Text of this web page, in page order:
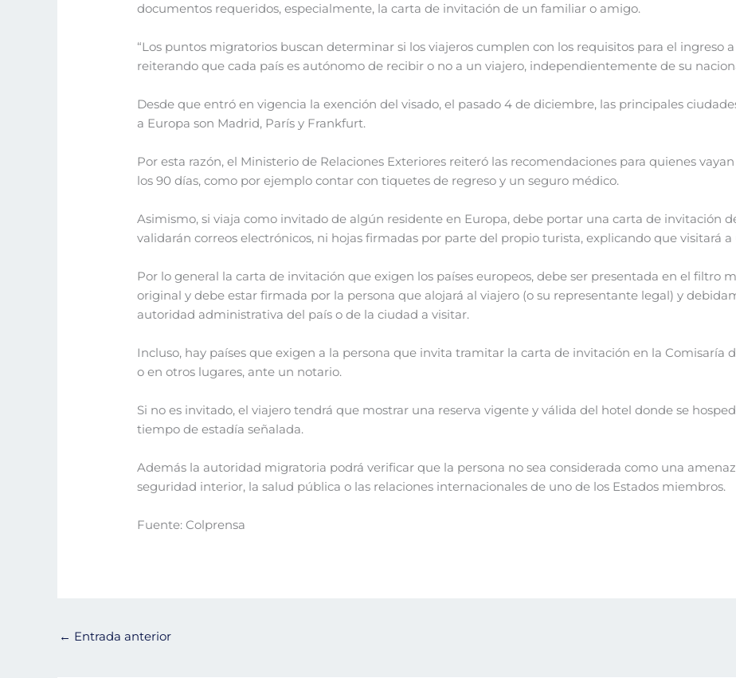
documentos requeridos, especialmente, la carta de invitación de un familiar o amigo.
“Los puntos migratorios buscan determinar si los viajeros cumplen con los requisitos para el ingreso
reiterando que cada país es autónomo de recibir o no a un viajero, independientemente de su
Desde que entró en vigencia la exención del visado, el pasado 4 de diciembre, las principales
a Europa son Madrid, París y Frankfurt.
Por esta razón, el Ministerio de Relaciones Exteriores reiteró las recomendaciones para quienes
los 90 días, como por ejemplo contar con tiquetes de regreso y un seguro médico.
Asimismo, si viaja como invitado de algún residente en Europa, debe portar una carta de invitación
validarán correos electrónicos, ni hojas firmadas por parte del propio turista, explicando que visitará a
Por lo general la carta de invitación que exigen los países europeos, debe ser presentada en el filtro
original y debe estar firmada por la persona que alojará al viajero (o su representante legal) y
autoridad administrativa del país o de la ciudad a visitar.
Incluso, hay países que exigen a la persona que invita tramitar la carta de invitación en la Comisaría
o en otros lugares, ante un notario.
Si no es invitado, el viajero tendrá que mostrar una reserva vigente y válida del hotel donde se
tiempo de estadía señalada.
Además la autoridad migratoria podrá verificar que la persona no sea considerada como una
seguridad interior, la salud pública o las relaciones internacionales de uno de los Estados miembros.
Fuente: Colprensa
← Entrada anterior